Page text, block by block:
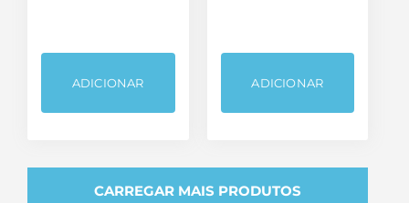
ADICIONAR ADICIONAR
CARREGAR MAIS PRODUTOS